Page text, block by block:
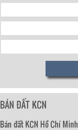
BÁN ĐẤT KCN
Bán đất KCN Hồ Chí Minh